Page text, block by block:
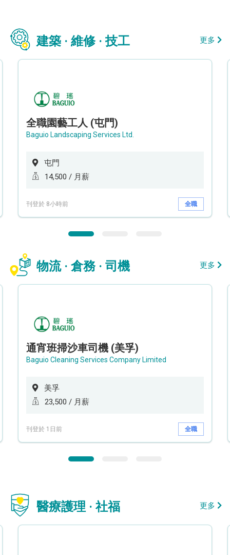
建築 · 維修 · 技工 更多
全職園藝工人 (屯門)
Baguio Landscaping Services Ltd.
屯門
14,500 / 月薪
刊登於 8小時前 全職
物流 · 倉務 · 司機 更多
通宵班掃沙車司機 (美孚)
Baguio Cleaning Services Company Limited
美孚
23,500 / 月薪
刊登於 1日前 全職
醫療護理 · 社福 更多